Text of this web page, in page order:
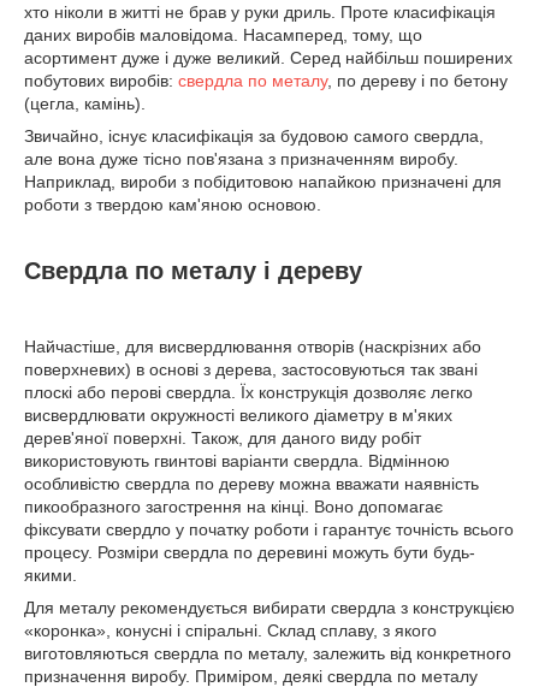
хто ніколи в житті не брав у руки дриль. Проте класифікація
даних виробів маловідома. Насамперед, тому, що
асортимент дуже і дуже великий. Серед найбільш поширених
побутових виробів: свердла по металу, по дереву і по бетону
(цегла, камінь).
Звичайно, існує класифікація за будовою самого свердла,
але вона дуже тісно пов'язана з призначенням виробу.
Наприклад, вироби з побідитовою напайкою призначені для
роботи з твердою кам'яною основою.
Свердла по металу і дереву
Найчастіше, для висвердлювання отворів (наскрізних або
поверхневих) в основі з дерева, застосовуються так звані
плоскі або перові свердла. Їх конструкція дозволяє легко
висвердлювати окружності великого діаметру в м'яких
дерев'яної поверхні. Також, для даного виду робіт
використовують гвинтові варіанти свердла. Відмінною
особливістю свердла по дереву можна вважати наявність
пикообразного загострення на кінці. Воно допомагає
фіксувати свердло у початку роботи і гарантує точність всього
процесу. Розміри свердла по деревині можуть бути будь-
якими.
Для металу рекомендується вибирати свердла з конструкцією
«коронка», конусні і спіральні. Склад сплаву, з якого
виготовляються свердла по металу, залежить від конкретного
призначення виробу. Приміром, деякі свердла по металу